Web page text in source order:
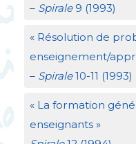
– Spirale9 (1993)
« Résolution de
enseignement/
– Spirale10-11 (1993)
« La formation
enseignants »